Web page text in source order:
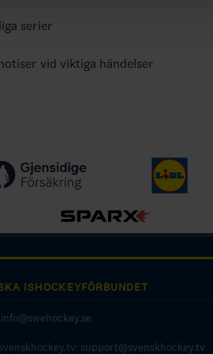
serier
vid viktiga händelser
ISHOCKEYFÖRBUNDET
info@swehockey.se
support@svenskhockey.tv